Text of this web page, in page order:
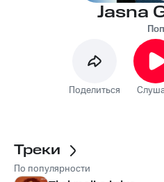
Jasna
Поп
Поделиться
Треки
По популярности